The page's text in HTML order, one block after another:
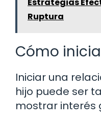
Ruptura
Cómo
Iniciar una
hijo puede ser
mostrar interés